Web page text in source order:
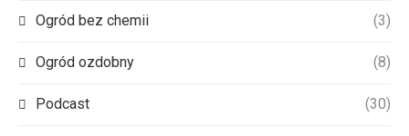
Ogród bez chemii (3)
Ogród ozdobny (8)
Podcast (30)